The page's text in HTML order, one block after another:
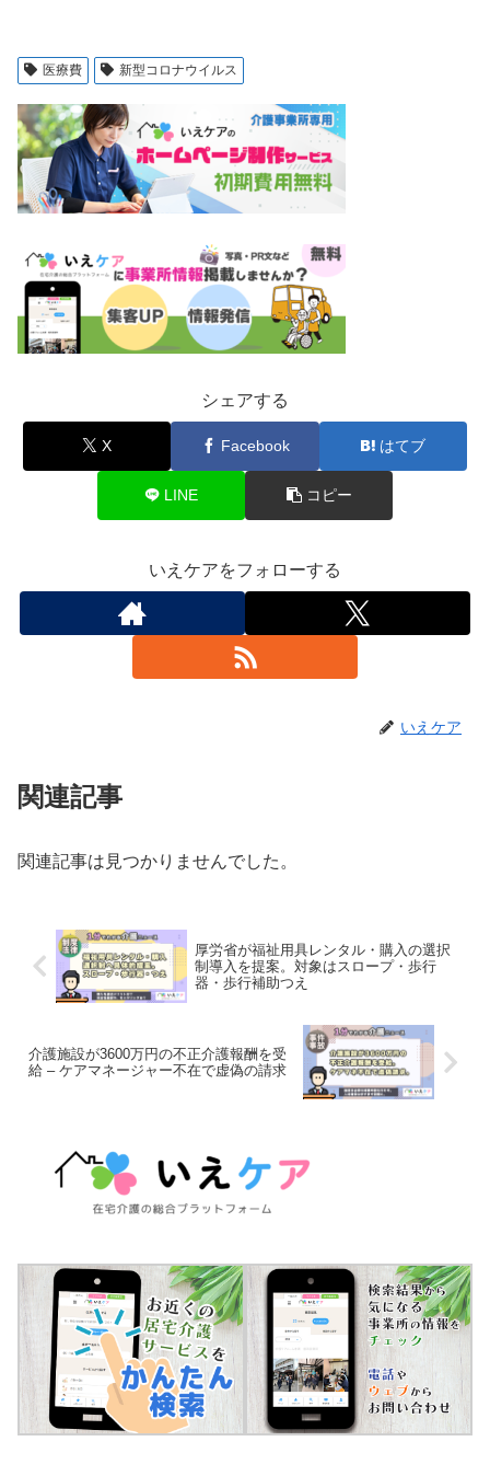
医療費 新型コロナウイルス
シェアする
X Facebook はてブ
LINE コピー
いえケアをフォローする
いえケア
関連記事
関連記事は見つかりませんでした。
厚労省が福祉用具レンタル・購入の選択
制導入を提案。対象はスロープ・歩行
器・歩行補助つえ
介護施設が3600万円の不正介護報酬を受
給 – ケアマネージャー不在で虚偽の請求